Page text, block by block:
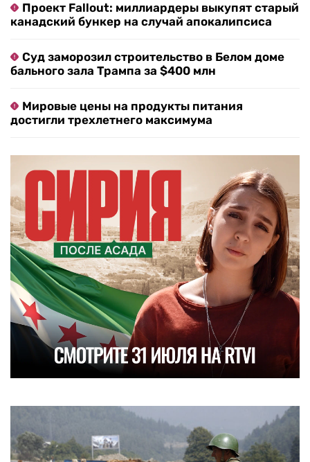
Проект Fallout: миллиардеры выкупят старый
канадский бункер на случай апокалипсиса
Суд заморозил строительство в Белом доме
бального зала Трампа за $400 млн
Мировые цены на продукты питания
достигли трехлетнего максимума